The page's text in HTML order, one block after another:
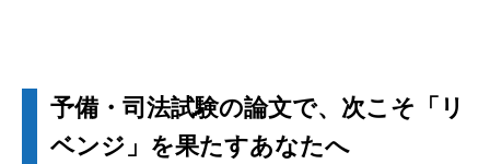
予備・司法試験の論文で、次こそ「リ
ベンジ」を果たすあなたへ